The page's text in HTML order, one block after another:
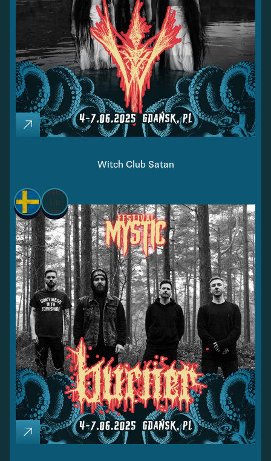
Witch Club Satan
Warm
Up
Day